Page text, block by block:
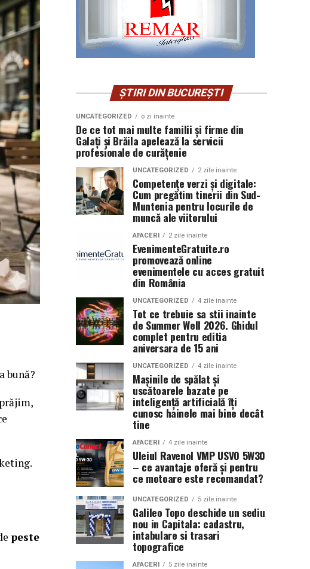
bună?
peste
ȘTIRI DIN BUCUREȘTI
UNCATEGORIZED o zi inainte
De ce tot mai multe familii și firme din
Galați și Brăila apelează la servicii
profesionale de curățenie
UNCATEGORIZED 2 zile inainte
Competențe verzi și digitale:
Cum pregătim tinerii din Sud-
Muntenia pentru locurile de
muncă ale viitorului
AFACERI 2 zile inainte
EvenimenteGratuite.ro
promovează online
evenimentele cu acces gratuit
din România
UNCATEGORIZED 4 zile inainte
Tot ce trebuie sa stii inainte
de Summer Well 2026. Ghidul
complet pentru editia
aniversara de 15 ani
UNCATEGORIZED 4 zile inainte
Mașinile de spălat și
uscătoarele bazate pe
inteligență artificială îți
cunosc hainele mai bine decât
tine
AFACERI 4 zile inainte
Uleiul Ravenol VMP USVO 5W30
– ce avantaje oferă și pentru
ce motoare este recomandat?
UNCATEGORIZED 5 zile inainte
Galileo Topo deschide un sediu
nou in Capitala: cadastru,
intabulare si trasari
topografice
AFACERI 5 zile inainte